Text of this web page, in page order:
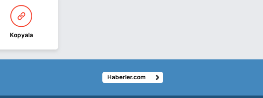
Kopyala
Haberler.com